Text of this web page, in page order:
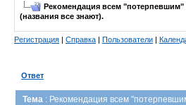
Рекомендация всем "потерпевшим"
(названия все знают).
Регистрация | Справка | Пользователи |
Ответ
Тема : Рекомендация всем